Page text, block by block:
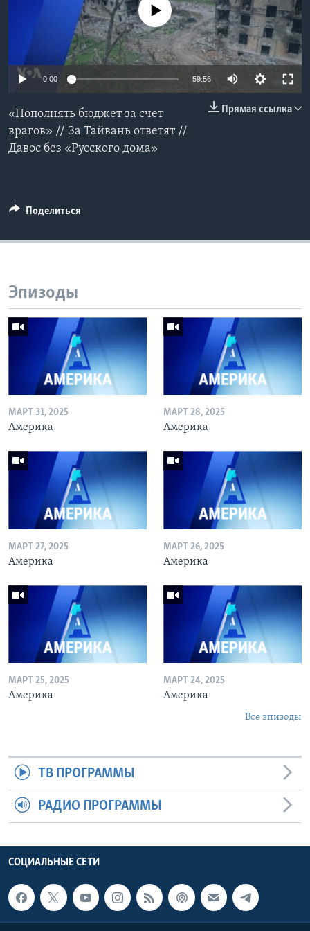
Learning English
СОЦИАЛЬНЫЕ СЕТИ
Языки
No media source currently available
0:00 59:56
Прямая ссылка
«Пополнять бюджет за счет
врагов» // За Тайвань ответят //
Давос без «Русского дома»
Поделиться
Эпизоды
МАРТ 31, 2025
Америка
МАРТ 28, 2025
Америка
МАРТ 27, 2025
Америка
МАРТ 26, 2025
Америка
МАРТ 25, 2025
Америка
МАРТ 24, 2025
Америка
Все эпизоды
ТВ ПРОГРАММЫ
РАДИО ПРОГРАММЫ
СОЦИАЛЬНЫЕ СЕТИ